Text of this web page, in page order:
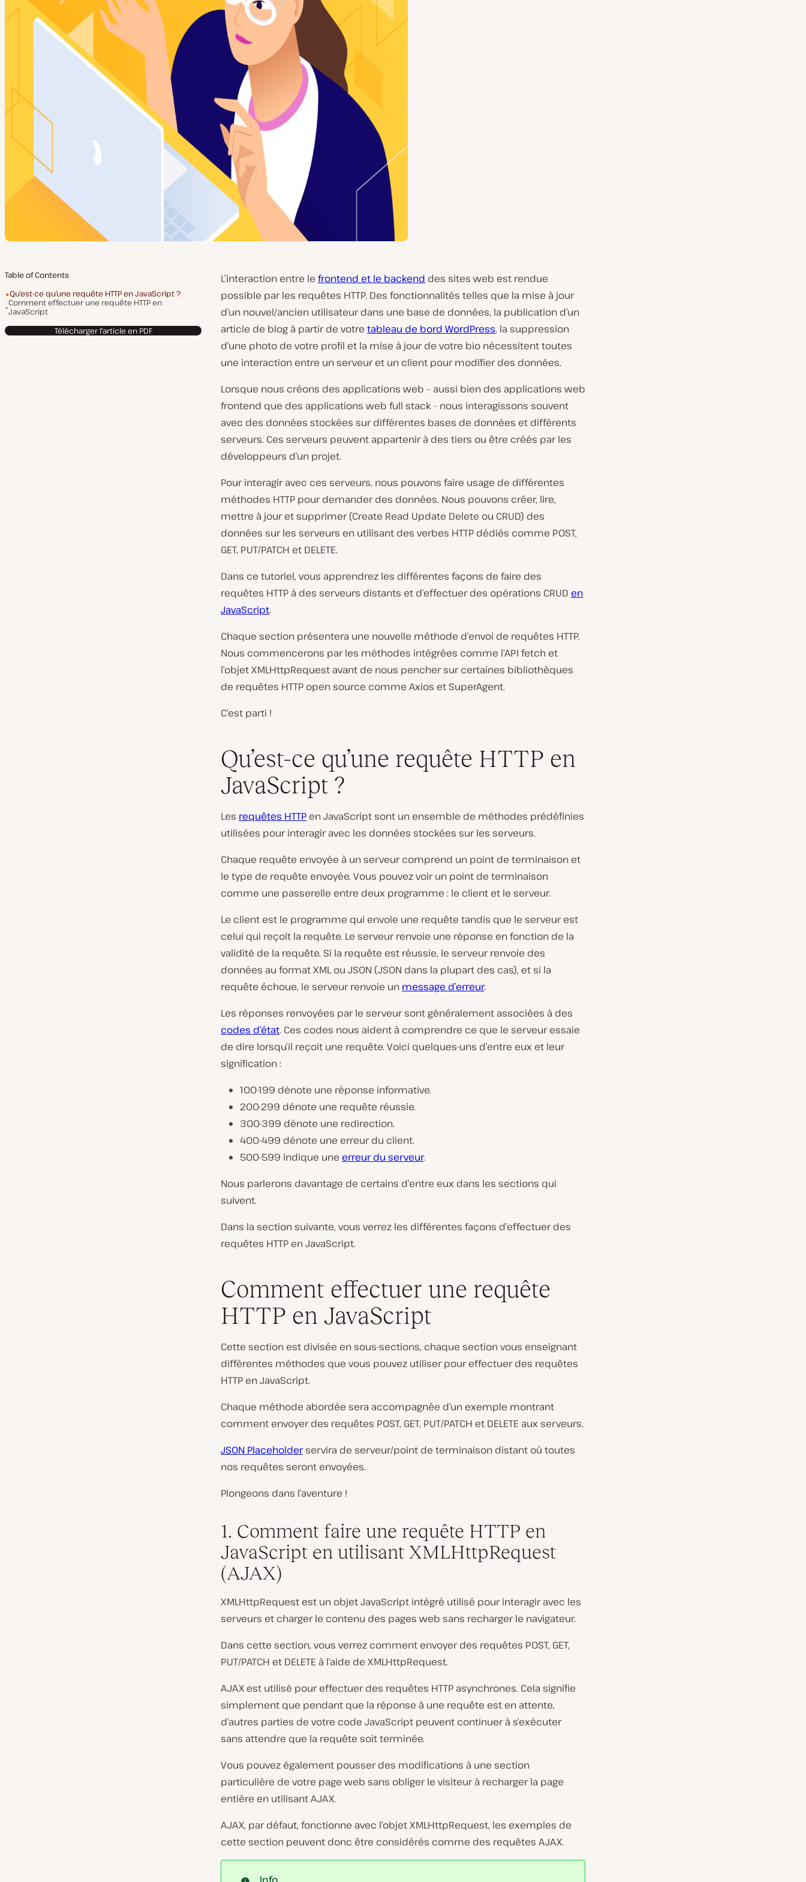
Table of Contents
Qu’est-ce qu’une requête HTTP en JavaScript ?
Comment effectuer une requête HTTP en
JavaScript
Télécharger l'article en PDF
L’interaction entre le frontend et le backend des sites web est rendue
possible par les requêtes HTTP. Des fonctionnalités telles que la mise à jour
d’un nouvel/ancien utilisateur dans une base de données, la publication d’un
article de blog à partir de votre tableau de bord WordPress, la suppression
d’une photo de votre profil et la mise à jour de votre bio nécessitent toutes
une interaction entre un serveur et un client pour modifier des données.
Lorsque nous créons des applications web – aussi bien des applications web
frontend que des applications web full stack – nous interagissons souvent
avec des données stockées sur différentes bases de données et différents
serveurs. Ces serveurs peuvent appartenir à des tiers ou être créés par les
développeurs d’un projet.
Pour interagir avec ces serveurs, nous pouvons faire usage de différentes
méthodes HTTP pour demander des données. Nous pouvons créer, lire,
mettre à jour et supprimer (Create Read Update Delete ou CRUD) des
données sur les serveurs en utilisant des verbes HTTP dédiés comme POST,
GET, PUT/PATCH et DELETE.
Dans ce tutoriel, vous apprendrez les différentes façons de faire des
requêtes HTTP à des serveurs distants et d’effectuer des opérations CRUD en
JavaScript.
Chaque section présentera une nouvelle méthode d’envoi de requêtes HTTP.
Nous commencerons par les méthodes intégrées comme l’API fetch et
l’objet XMLHttpRequest avant de nous pencher sur certaines bibliothèques
de requêtes HTTP open source comme Axios et SuperAgent.
C’est parti !
Qu’est-ce qu’une requête HTTP en
JavaScript ?
Les requêtes HTTP en JavaScript sont un ensemble de méthodes prédéfinies
utilisées pour interagir avec les données stockées sur les serveurs.
Chaque requête envoyée à un serveur comprend un point de terminaison et
le type de requête envoyée. Vous pouvez voir un point de terminaison
comme une passerelle entre deux programme : le client et le serveur.
Le client est le programme qui envoie une requête tandis que le serveur est
celui qui reçoit la requête. Le serveur renvoie une réponse en fonction de la
validité de la requête. Si la requête est réussie, le serveur renvoie des
données au format XML ou JSON (JSON dans la plupart des cas), et si la
requête échoue, le serveur renvoie un message d’erreur.
Les réponses renvoyées par le serveur sont généralement associées à des
codes d’état. Ces codes nous aident à comprendre ce que le serveur essaie
de dire lorsqu’il reçoit une requête. Voici quelques-uns d’entre eux et leur
signification :
100-199 dénote une réponse informative.
200-299 dénote une requête réussie.
300-399 dénote une redirection.
400-499 dénote une erreur du client.
500-599 indique une erreur du serveur.
Nous parlerons davantage de certains d’entre eux dans les sections qui
suivent.
Dans la section suivante, vous verrez les différentes façons d’effectuer des
requêtes HTTP en JavaScript.
Comment effectuer une requête
HTTP en JavaScript
Cette section est divisée en sous-sections, chaque section vous enseignant
différentes méthodes que vous pouvez utiliser pour effectuer des requêtes
HTTP en JavaScript.
Chaque méthode abordée sera accompagnée d’un exemple montrant
comment envoyer des requêtes POST, GET, PUT/PATCH et DELETE aux serveurs.
JSON Placeholderservira de serveur/point de terminaison distant où toutes
nos requêtes seront envoyées.
Plongeons dans l’aventure !
1. Comment faire une requête HTTP en
JavaScript en utilisant XMLHttpRequest
(AJAX)
XMLHttpRequest est un objet JavaScript intégré utilisé pour interagir avec les
serveurs et charger le contenu des pages web sans recharger le navigateur.
Dans cette section, vous verrez comment envoyer des requêtes POST, GET,
PUT/PATCH et DELETE à l’aide de XMLHttpRequest.
AJAX est utilisé pour effectuer des requêtes HTTP asynchrones. Cela signifie
simplement que pendant que la réponse à une requête est en attente,
d’autres parties de votre code JavaScript peuvent continuer à s’exécuter
sans attendre que la requête soit terminée.
Vous pouvez également pousser des modifications à une section
particulière de votre page web sans obliger le visiteur à recharger la page
entière en utilisant AJAX.
AJAX, par défaut, fonctionne avec l’objet XMLHttpRequest, les exemples de
cette section peuvent donc être considérés comme des requêtes AJAX.